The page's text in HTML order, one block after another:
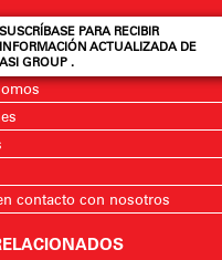
SUSCRÍBASE PARA RECIBIR
INFORMACIÓN ACTUALIZADA DE
ASI GROUP .
contacto con nosotros